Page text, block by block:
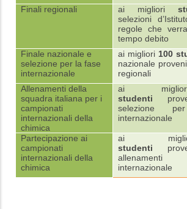
Finali regionali
ai migliori
selezioni
regole che
tempo debito
Finale nazionale e
selezione per la fase
internazionale
ai migliori 100
nazionale
regionali
Allenamenti della
squadra italiana per i
campionati
internazionali della
chimica
ai
studenti
selezione
internazionale
Partecipazione ai
campionati
internazionali della
chimica
ai
studenti
internazionale